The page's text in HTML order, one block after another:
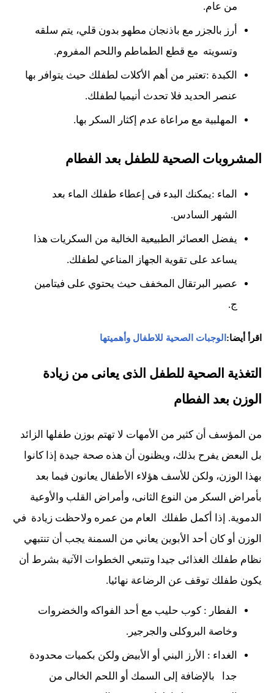
من عام.
أرز بالجزر مع باذنجان مطهو بدون قلي، يتم سلقه
وتسويته مع قطع الطماطم واللحم المفروم.
الكبدة :تعتبر من أهم الأكلات لطفلك حيث يتوافر بها
عنصر الحديد فلا تحدث أنيميا لطفلك.
المهلبية مع مراعاة عدم إكثار السكر بها.
المشروبات الصحية للطفل بعد الفطام
الماء :يمكنك البدء فى إعطاء طفلك الماء بعد
الشهر السادس.
يفضل العصائر الطبيعية الخالية من السكريات هذا
يساعد على تقوية الجهاز المناعي لطفلك.
عصير البرتقال المخفف حيث يحتوي على فيتامين
ج.
اقرأ أيضا: الوجبات الصحية للاطفال وأهميتها
التغذية الصحية للطفل الذى يعانى من زيادة
الوزن بعد الفطام
من المؤسف أن كثير من الأمهات لا تهتم بوزن طفلها الزائد
بل البعض يفرح بذلك، ويظنون أن هذه صحة جيدة إذا كانوا
بهذا الوزن، ولكن للأسف هؤلاء الأطفال يعانون فيما بعد
بأمراض السكر من النوع الثانى، وأمراض القلب والأوعية
الدموية. إذا أكمل طفلك العام من عمره ولاحظت زيادة في
الوزن أو كان أحد الأبوين يعاني من السمنة يجب أن تنتبهي
نظام طفلك الغذائى جيدا وتتبعي الخطوات الآتية بشرط أن
يكون طفلك توقف عن الرضاعة نهائيا.
الفطار : كوب حليب مع أحد الفواكه والخضروات
وخاصة البروكلى والجرجير.
الغداء : الأرز البني أو الأبيض ولكن بكميات محدودة
جدا بالإضافة إلى السمك أو اللحم الخالى من